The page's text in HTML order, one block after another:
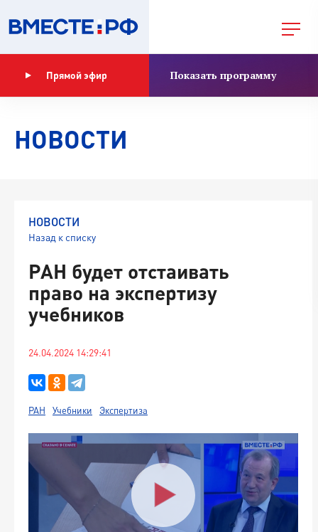
Прямой эфир Показать программу
НОВОСТИ
НОВОСТИ
Назад к списку
РАН будет отстаивать
право на экспертизу
учебников
24.04.2024 14:29:41
РАН Учебники Экспертиза